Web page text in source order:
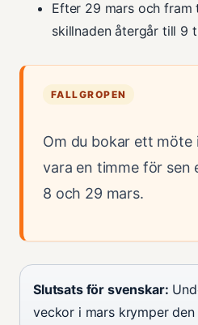
Efter 29 mars och fram
skillnaden återgår till 9
FALLGROPEN
Om du bokar ett
vara en timme för sen
8 och 29 mars.
Slutsats för svenskar:
veckor i mars krymper